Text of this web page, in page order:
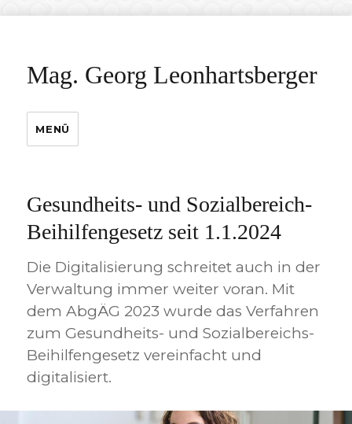
Mag. Georg Leonhartsberger
MENÜ
Gesundheits- und Sozialbereich-
Beihilfengesetz seit 1.1.2024
Die Digitalisierung schreitet auch in der
Verwaltung immer weiter voran. Mit
dem AbgÄG 2023 wurde das Verfahren
zum Gesundheits- und Sozialbereichs-
Beihilfengesetz vereinfacht und
digitalisiert.